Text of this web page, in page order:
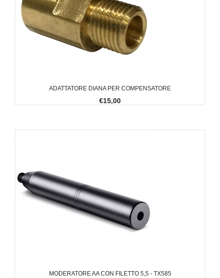
ADATTATORE DIANA PER COMPENSATORE
€15,00
MODERATORE AA CON FILETTO 5,5 - TX585